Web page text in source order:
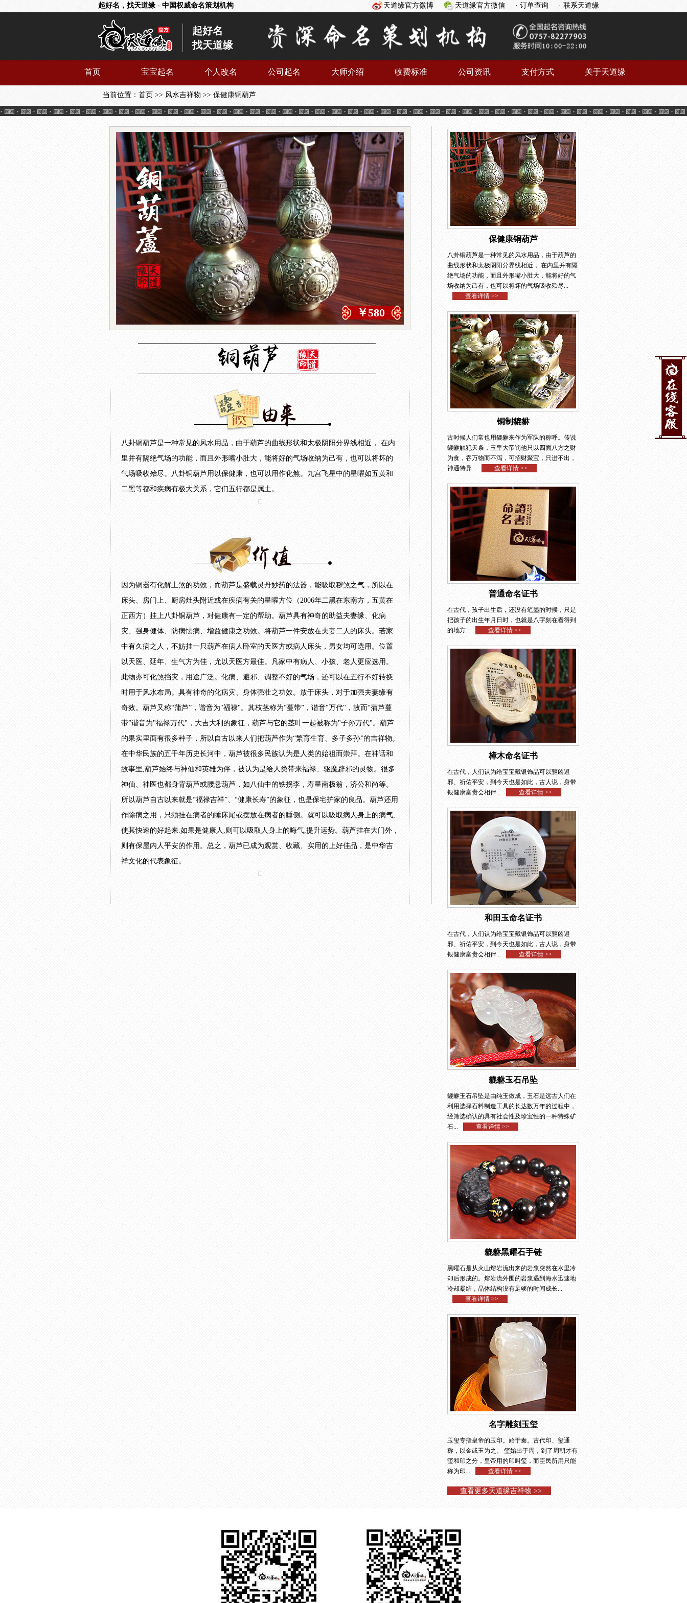
起好名，找天道缘 - 中国权威命名策划机构 · 联系天道缘
· 订单查询
天道缘官方微信
天道缘官方微博
起好名
找天道缘
首页 宝宝起名 个人改名 公司起名 大师介绍 收费标准 公司资讯 支付方式 关于天道缘
当前位置： 首页 >> 风水吉祥物 >> 保健康铜葫芦
￥580
八卦铜葫芦是一种常见的风水用品，由于葫芦的曲线形状和太极阴阳分界线相近， 在内
里并有隔绝气场的功能，而且外形嘴小肚大，能将好的气场收纳为己有，也可以将坏的
气场吸收殆尽。八卦铜葫芦用以保健康，也可以用作化煞。九宫飞星中的星曜如五黄和
二黑等都和疾病有极大关系，它们五行都是属土。
因为铜器有化解土煞的功效，而葫芦是盛载灵丹妙药的法器，能吸取秽煞之气，所以在
床头、房门上、厨房灶头附近或在疾病有关的星曜方位（2006年二黑在东南方，五黄在
正西方）挂上八卦铜葫芦，对健康有一定的帮助。葫芦具有神奇的助益夫妻缘、化病
灾、强身健体、防病怯病、增益健康之功效。将葫芦一件安放在夫妻二人的床头。若家
中有久病之人，不妨挂一只葫芦在病人卧室的天医方或病人床头，男女均可选用。位置
以天医、延年、生气方为佳，尤以天医方最佳。凡家中有病人、小孩、老人更应选用。
此物亦可化煞挡灾，用途广泛。化病、避邪、调整不好的气场，还可以在五行不好转换
时用于风水布局。具有神奇的化病灾、身体强壮之功效。放于床头，对于加强夫妻缘有
奇效。葫芦又称“蒲芦”，谐音为"福禄"。其枝茎称为“蔓带”，谐音"万代"，故而“蒲芦蔓
带”谐音为"福禄万代"，大吉大利的象征，葫芦与它的茎叶一起被称为"子孙万代"。葫芦
的果实里面有很多种子，所以自古以来人们把葫芦作为“繁育生育、多子多孙”的吉祥物。
在中华民族的五千年历史长河中，葫芦被很多民族认为是人类的始祖而崇拜。在神话和
故事里,葫芦始终与神仙和英雄为伴，被认为是给人类带来福禄、驱魔辟邪的灵物。很多
神仙、神医也都身背葫芦或腰悬葫芦，如八仙中的铁拐李，寿星南极翁，济公和尚等。
所以葫芦自古以来就是“福禄吉祥”、“健康长寿”的象征，也是保宅护家的良品。葫芦还用
作除病之用，只须挂在病者的睡床尾或摆放在病者的睡侧。就可以吸取病人身上的病气,
使其快速的好起来.如果是健康人,则可以吸取人身上的晦气,提升运势。葫芦挂在大门外，
则有保屋内人平安的作用。总之，葫芦已成为观赏、收藏、实用的上好佳品，是中华吉
祥文化的代表象征。
保健康铜葫芦
八卦铜葫芦是一种常见的风水用品，由于葫芦的
曲线形状和太极阴阳分界线相近， 在内里并有隔
绝气场的功能，而且外形嘴小肚大，能将好的气
场收纳为己有，也可以将坏的气场吸收殆尽...
查看详情 >>
铜制貔貅
古时候人们常也用貔貅来作为军队的称呼。传说
貔貅触犯天条，玉皇大帝罚他只以四面八方之财
为食，吞万物而不泻，可招财聚宝，只进不出，
神通特异...
查看详情 >>
普通命名证书
在古代，孩子出生后，还没有笔墨的时候，只是
把孩子的出生年月日时，也就是八字刻在看得到
的地方...
查看详情 >>
樟木命名证书
在古代，人们认为给宝宝戴银饰品可以驱凶避
邪、祈佑平安，到今天也是如此，古人说，身带
银健康富贵会相伴...
查看详情 >>
和田玉命名证书
在古代，人们认为给宝宝戴银饰品可以驱凶避
邪、祈佑平安，到今天也是如此，古人说，身带
银健康富贵会相伴...
查看详情 >>
貔貅玉石吊坠
貔貅玉石吊坠是由纯玉做成，玉石是远古人们在
利用选择石料制造工具的长达数万年的过程中，
经筛选确认的具有社会性及珍宝性的一种特殊矿
石...
查看详情 >>
貔貅黑耀石手链
黑曜石是从火山熔岩流出来的岩浆突然在水里冷
却后形成的。熔岩流外围的岩浆遇到海水迅速地
冷却凝结，晶体结构没有足够的时间成长...
查看详情 >>
名字雕刻玉玺
玉玺专指皇帝的玉印。始于秦。古代印、玺通
称，以金或玉为之。 玺始出于周，到了周朝才有
玺和印之分，皇帝用的印叫玺，而臣民所用只能
称为印...
查看详情 >>
查看更多天道缘吉祥物 >>